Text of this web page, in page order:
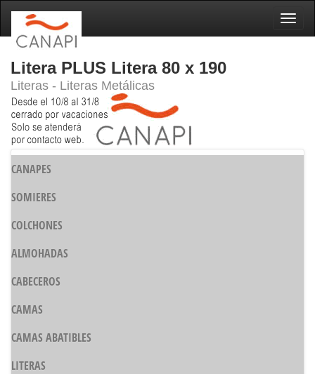
Litera PLUS Litera 80 x 190
Literas - Literas Metálicas
CANAPES
SOMIERES
COLCHONES
ALMOHADAS
CABECEROS
CAMAS
CAMAS ABATIBLES
LITERAS